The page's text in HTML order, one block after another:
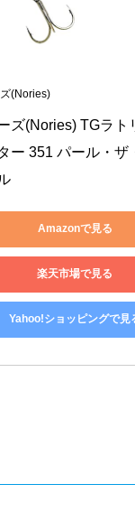
ズ(Nories)
ズ(Nories) TGラト
ー 351 パール・ザ
Amazonで見る
楽天市場で見る
Yahoo!ショッピングで見